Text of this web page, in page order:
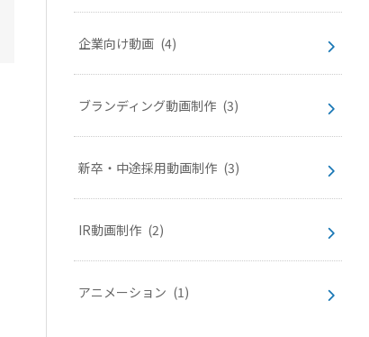
企業向け動画 (4)
ブランディング動画制作 (3)
新卒・中途採用動画制作 (3)
IR動画制作 (2)
アニメーション (1)